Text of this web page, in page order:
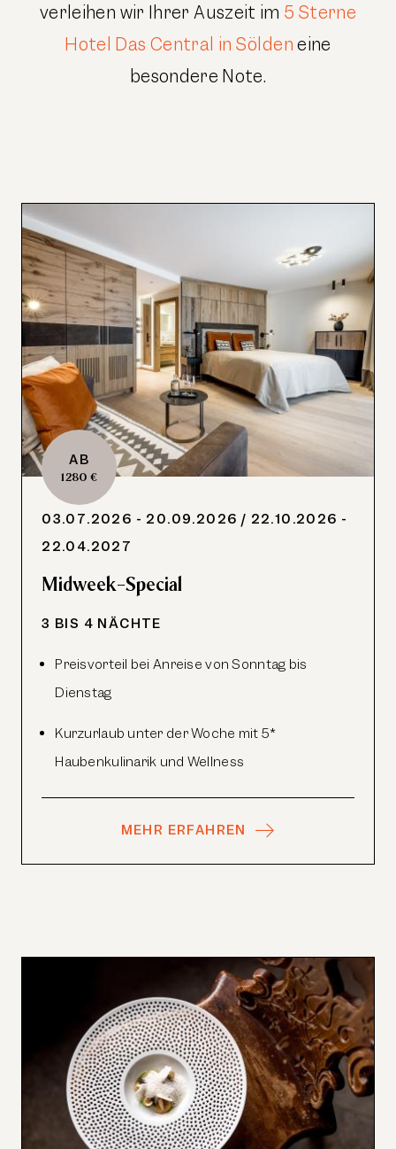
verleihen wir Ihrer Auszeit im 5 Sterne
Hotel Das Central in Sölden eine
besondere Note.
AB
1280 €
03.07.2026 - 20.09.2026 / 22.10.2026 -
22.04.2027
Midweek-Special
3 BIS 4 NÄCHTE
Preisvorteil bei Anreise von Sonntag bis
Dienstag
Kurzurlaub unter der Woche mit 5*
Haubenkulinarik und Wellness
MEHR ERFAHREN